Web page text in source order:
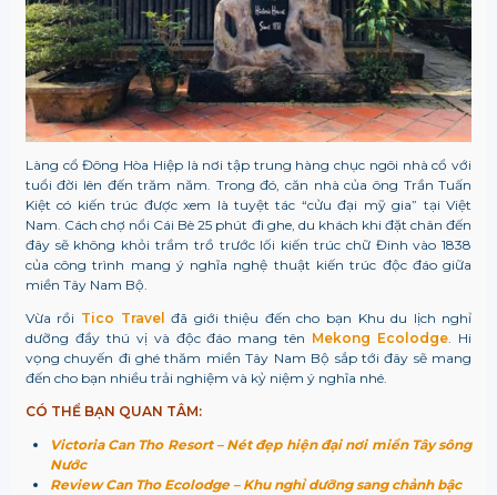
Làng cổ Đông Hòa Hiệp là nơi tập trung hàng chục ngôi nhà cổ với
tuổi đời lên đến trăm năm. Trong đó, căn nhà của ông Trần Tuấn
Kiệt có kiến trúc được xem là tuyệt tác “cửu đại mỹ gia” tại Việt
Nam. Cách chợ nổi Cái Bè 25 phút đi ghe, du khách khi đặt chân đến
đây sẽ không khỏi trầm trồ trước lối kiến trúc chữ Đinh vào 1838
của công trình mang ý nghĩa nghệ thuật kiến trúc độc đáo giữa
miền Tây Nam Bộ.
Vừa rồi Tico Travel đã giới thiệu đến cho bạn Khu du lịch nghỉ
dưỡng đầy thú vị và độc đáo mang tên Mekong Ecolodge. Hi
vọng chuyến đi ghé thăm miền Tây Nam Bộ sắp tới đây sẽ mang
đến cho bạn nhiều trải nghiệm và kỷ niệm ý nghĩa nhé.
CÓ THỂ BẠN QUAN TÂM:
Victoria Can Tho Resort – Nét đẹp hiện đại nơi miền Tây sông
Nước
Review Can Tho Ecolodge – Khu nghỉ dưỡng sang chảnh bậc